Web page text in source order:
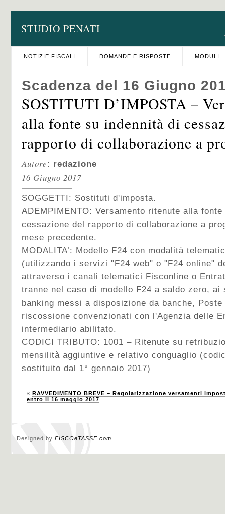
STUDIO PENATI
NOTIZIE FISCALI DOMANDE E RISPOSTE MODULI
Scadenza del 16 Giugno
SOSTITUTI D’IMPOSTA –
alla fonte su indennità di
rapporto di collaborazione a
Autore: redazione
16 Giugno 2017
SOGGETTI: Sostituti d'imposta.
ADEMPIMENTO: Versamento ritenute alla
cessazione del rapporto di collaborazione a
mese precedente.
MODALITA’: Modello F24 con modalità
(utilizzando i servizi "F24 web" o "F24 online"
attraverso i canali telematici Fisconline o
tranne nel caso di modello F24 a saldo zero,
banking messi a disposizione da banche,
riscossione convenzionati con l'Agenzia delle
intermediario abilitato.
CODICI TRIBUTO: 1001 – Ritenute su
mensilità aggiuntive e relativo conguaglio
sostituito dal 1° gennaio 2017)
« RAVVEDIMENTO BREVE – Regolarizzazione versamenti
entro il 16 maggio 2017
Designed by FISCOeTASSE.com